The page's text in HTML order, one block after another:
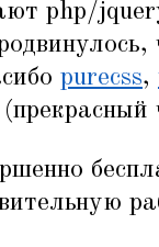
php/
purecss,